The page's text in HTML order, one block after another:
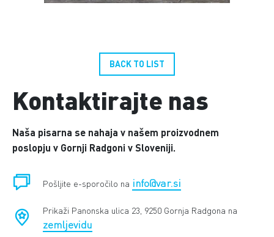
BACK TO LIST
Kontaktirajte nas
Naša pisarna se nahaja v našem proizvodnem
poslopju v Gornji Radgoni v Sloveniji.
Pošljite e-sporočilo na info@var.si
Prikaži Panonska ulica 23, 9250 Gornja Radgona na
zemljevidu